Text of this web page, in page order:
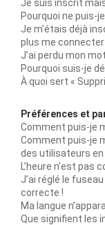
Je suis inscrit
Pourquoi ne puis-
Je m’étais déjà
plus me connecter
J’ai perdu mon
Pourquoi suis-je
À quoi sert «
Préférences et
Comment puis-je
Comment puis-je
des utilisateurs en
L’heure n’est pas
J’ai réglé le
correcte !
Ma langue
Que signifient les